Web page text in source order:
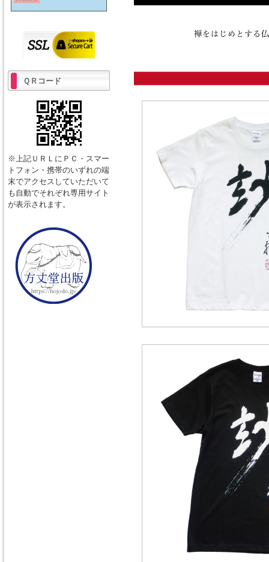
ＱＲコード
※上記ＵＲＬにＰＣ・スマー
トフォン・携帯のいずれの端
末でアクセスしていただいて
も自動でそれぞれ専用サイト
が表示されます。